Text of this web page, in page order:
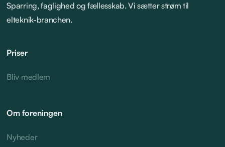
Sparring, faglighed og fællesskab. Vi sætter strøm til
elteknik-branchen.
Priser
Bliv medlem
Om foreningen
Nyheder